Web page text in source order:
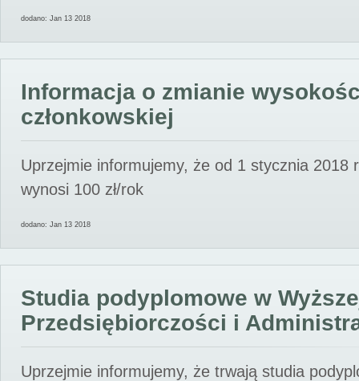
dodano: Jan 13 2018
Informacja o zmianie
członkowskiej
Uprzejmie informujemy, że od 1 stycznia 2018
wynosi 100 zł/rok
dodano: Jan 13 2018
Studia podyplomowe w
Przedsiębiorczości i
Uprzejmie informujemy, że trwają studia